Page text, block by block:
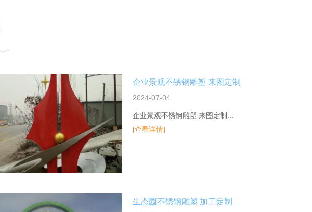
企业景观不锈钢雕塑 来图定制
2024-07-04
企业景观不锈钢雕塑 来图定制...
[查看详情]
生态园不锈钢雕塑 加工定制